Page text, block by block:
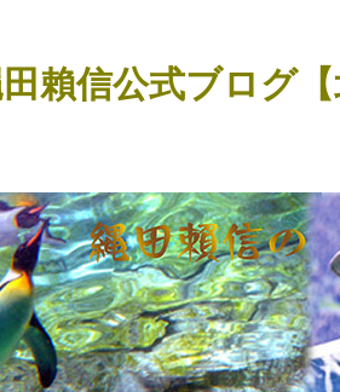
賴信公式ブログ